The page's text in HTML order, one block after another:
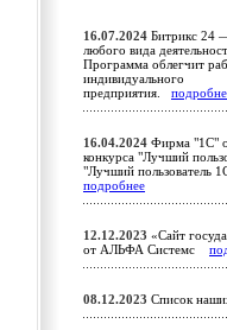
16.07.2024 Битрикс 24
любого вида
Программа облегчит
индивидуального
предприятия.
16.04.2024 Фирма "1С"
конкурса "Лучший
"Лучший пользователь
подробнее
12.12.2023 «Сайт
от АЛЬФА Системс
08.12.2023 Список